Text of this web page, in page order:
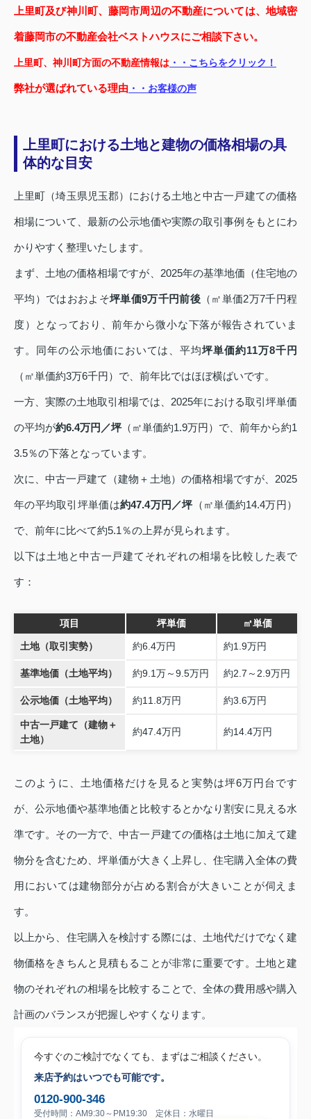
上里町及び神川町、藤岡市周辺の不動産については、地域密
着藤岡市の不動産会社ベストハウスにご相談下さい。
上里町、神川町方面の不動産情報は ・・こちらをクリック！
弊社が選ばれている理由 ・・お客様の声
上里町における土地と建物の価格相場の具
体的な目安
上里町（埼玉県児玉郡）における土地と中古一戸建ての価格
相場について、最新の公示地価や実際の取引事例をもとにわ
かりやすく整理いたします。
まず、土地の価格相場ですが、2025年の基準地価（住宅地の
平均）ではおおよそ坪単価9万千円前後 （㎡単価2万7千円程
度）となっており、前年から微小な下落が報告されていま
す。同年の公示地価においては、平均坪単価約11万8千円
（㎡単価約3万6千円）で、前年比ではほぼ横ばいです。
一方、実際の土地取引相場では、2025年における取引坪単価
の平均が約6.4万円／坪 （㎡単価約1.9万円）で、前年から約1
3.5％の下落となっています。
次に、中古一戸建て（建物＋土地）の価格相場ですが、2025
年の平均取引坪単価は約47.4万円／坪 （㎡単価約14.4万円）
で、前年に比べて約5.1％の上昇が見られます。
以下は土地と中古一戸建てそれぞれの相場を比較した表で
す：
項目 坪単価 ㎡単価
土地（取引実勢） 約6.4万円 約1.9万円
基準地価（土地平均） 約9.1万～9.5万円 約2.7～2.9万円
公示地価（土地平均） 約11.8万円 約3.6万円
中古一戸建て（建物＋
土地）
約47.4万円 約14.4万円
このように、土地価格だけを見ると実勢は坪6万円台です
が、公示地価や基準地価と比較するとかなり割安に見える水
準です。その一方で、中古一戸建ての価格は土地に加えて建
物分を含むため、坪単価が大きく上昇し、住宅購入全体の費
用においては建物部分が占める割合が大きいことが伺えま
す。
以上から、住宅購入を検討する際には、土地代だけでなく建
物価格をきちんと見積もることが非常に重要です。土地と建
物のそれぞれの相場を比較することで、全体の費用感や購入
計画のバランスが把握しやすくなります。
今すぐのご検討でなくても、まずはご相談ください。
来店予約はいつでも可能です。
0120-900-346
受付時間：AM9:30～PM19:30 定休日：水曜日